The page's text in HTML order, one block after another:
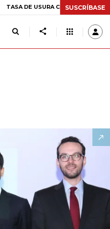
DE USURA CRÉDITO CONSUMO
SUSCRÍBASE